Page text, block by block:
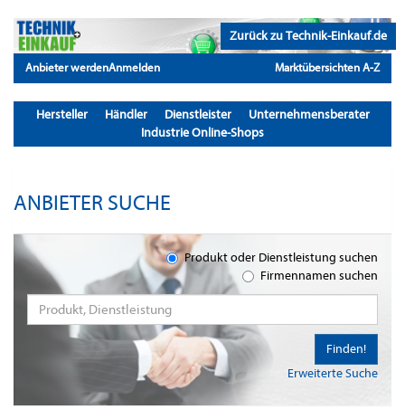
Zurück zu Technik-Einkauf.de
Anbieter werdenAnmelden Marktübersichten A-Z
Hersteller Händler Dienstleister
Unternehmensberater
Industrie Online-Shops
ANBIETER SUCHE
Produkt oder Dienstleistung suchen
Firmennamen suchen
Erweiterte Suche
Finden!